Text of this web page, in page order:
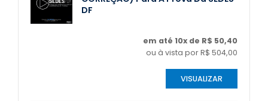
DF
em até 10x de R$ 50,40
ou à vista por R$ 504,00
VISUALIZAR